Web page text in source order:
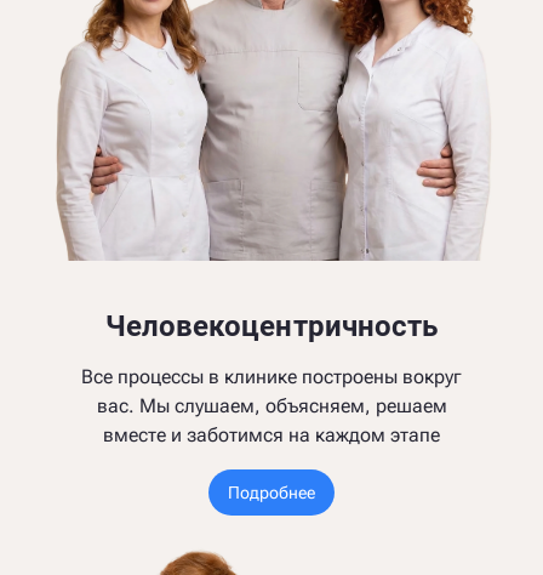
Человекоцентричность
Все процессы в клинике построены вокруг
вас. Мы слушаем, объясняем, решаем
вместе и заботимся на каждом этапе
Подробнее